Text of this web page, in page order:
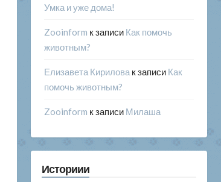
Умка и уже дома!
Zooinform к записи Как помочь
животным?
Елизавета Кирилова к записи Как
помочь животным?
Zooinform к записи Милаша
Историии